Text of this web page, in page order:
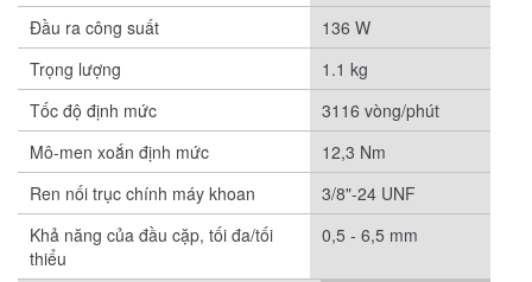
Đầu ra công suất
136 W
Trọng lượng
1.1 kg
Tốc độ định mức
3116 vòng/phút
Mô-men xoắn định mức
12,3 Nm
Ren nối trục chính máy khoan
3/8"-24 UNF
Khả năng của đầu cặp, tối đa/tối
thiểu
0,5 - 6,5 mm